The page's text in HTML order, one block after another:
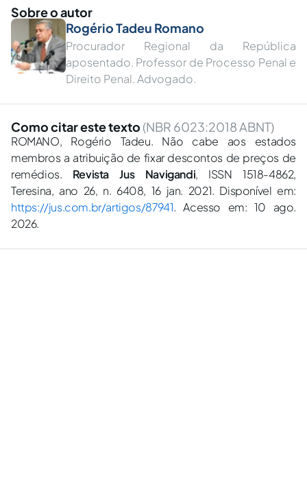
Sobre o autor
Rogério Tadeu Romano
Procurador Regional da República
aposentado. Professor de Processo Penal e
Direito Penal. Advogado.
Como citar este texto (NBR 6023:2018 ABNT)
ROMANO, Rogério Tadeu. Não cabe aos estados
membros a atribuição de fixar descontos de preços de
remédios. Revista Jus Navigandi, ISSN 1518-4862,
Teresina, ano 26, n. 6408, 16 jan. 2021. Disponível em:
https://jus.com.br/artigos/87941. Acesso em: 10 ago.
2026.